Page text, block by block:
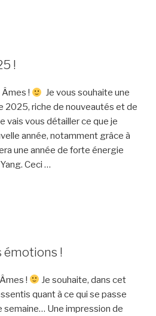
!
!
Je vous souhaite une
2025, riche de nouveautés et de
vais vous détailler ce que je
année, notamment grâce à
une année de forte énergie
Ceci …
émotions !
!
Je souhaite, dans cet
quant à ce qui se passe
Une impression de